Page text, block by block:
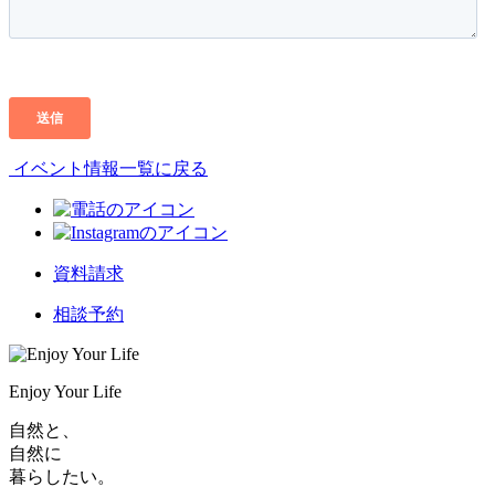
イベント情報一覧に戻る
資料請求
相談予約
Enjoy Your Life
自然と、
自然に
暮らしたい。